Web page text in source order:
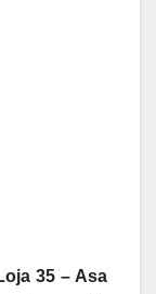
35 – Asa